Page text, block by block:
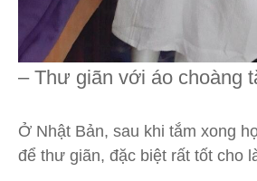
– Thư giãn với áo choàng
Ở Nhật Bản, sau khi tắm xong
để thư giãn, đặc biệt rất tốt cho